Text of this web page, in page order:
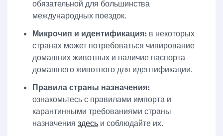
обязательной для большинства
международных поездок.
Микрочип и идентификация: в некоторых
странах может потребоваться чипирование
домашних животных и наличие паспорта
домашнего животного для идентификации.
Правила страны назначения:
ознакомьтесь с правилами импорта и
карантинными требованиями страны
назначения здесь и соблюдайте их.